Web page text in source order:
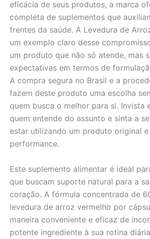
eficácia de seus produtos, a marca
completa de suplementos que
frentes da saúde. A Levedura de
um exemplo claro desse
um produto que não só atende, mas
expectativas em termos de
A compra segura no Brasil e a
fazem deste produto uma escolha
quem busca o melhor para si. Invista
quem entende do assunto e sinta a
estar utilizando um produto original
performance.
Este suplemento alimentar é ideal
que buscam suporte natural para a
coração. A fórmula concentrada de
levedura de arroz vermelho por
maneira conveniente e eficaz de
potente ingrediente à sua rotina